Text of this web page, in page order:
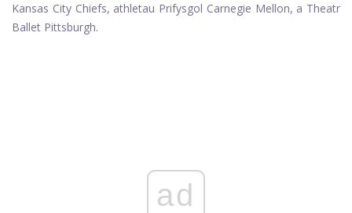
Kansas City Chiefs, athletau Prifysgol Carnegie Mellon, a Theatr
Ballet Pittsburgh.
ad